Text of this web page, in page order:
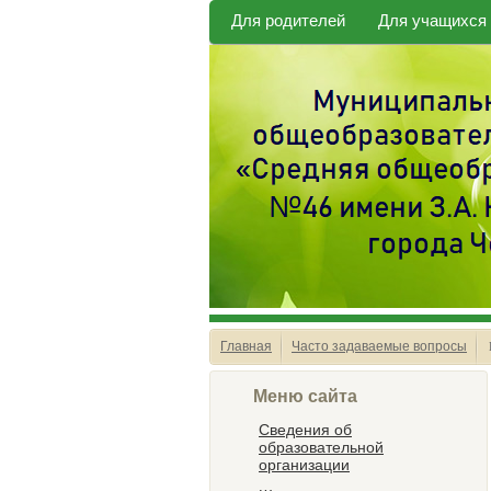
Для родителей Для учащихся
Главная Часто задаваемые вопросы
Меню сайта
Сведения об
образовательной
организации